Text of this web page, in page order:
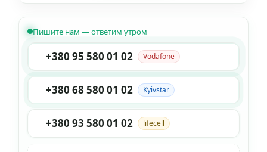
Пишите нам — ответим утром
+380 95 580 01 02 Vodafone
+380 68 580 01 02 Kyivstar
+380 93 580 01 02 lifecell